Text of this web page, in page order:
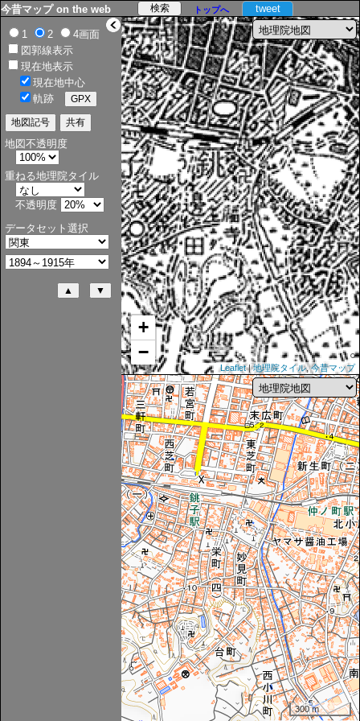
> tweet
今昔マップ on the web トップへ
+
−
Leaflet|地理院タイル,今昔マップ
300 m
1 2
4画面
図郭線表示
現在地表示
現在地中心
軌跡
地図不透明度
重ねる地理院タイル
不透明度
データセット選択